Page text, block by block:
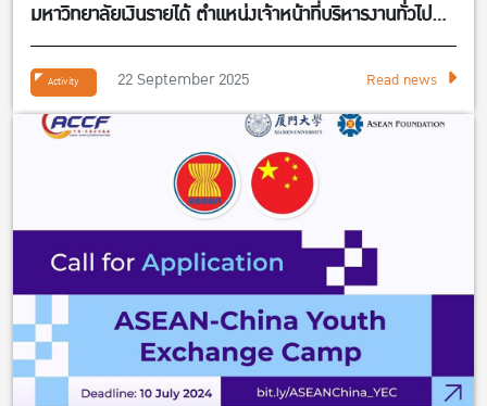
มหาวิทยาลัยเงินรายได้ ตำแหน่งเจ้าหน้าที่บริหารงานทั่วไป
จำนวน 1 อัตรา สังกัดศูนย์กิจการนานาชาติ คณะ
เศรษฐศาสตร์
Activity 22 September 2025 Read news